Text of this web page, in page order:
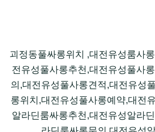
괴정동풀싸롱위치 ,대전유성룸사
전유성풀사롱추천,대전유성풀사
의,대전유성풀사롱견적,대전유성
롱위치,대전유성풀사롱예약,대전
알라딘룸싸롱추천,대전유성알라